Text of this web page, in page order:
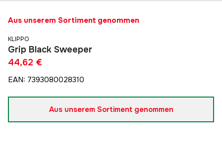
Aus unserem Sortiment genommen
KLIPPO
Grip Black Sweeper
44,62 €
EAN: 7393080028310
Aus unserem Sortiment genommen